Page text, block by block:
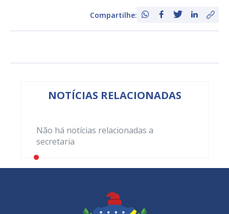
Compartilhe:
NOTÍCIAS RELACIONADAS
Não há notícias relacionadas a
secretaria